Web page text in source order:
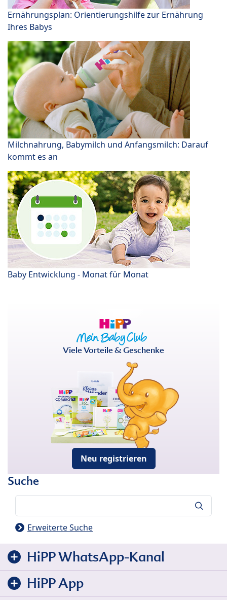
Ernährungsplan: Orientierungshilfe zur Ernährung
Ihres Babys
Milchnahrung, Babymilch und Anfangsmilch: Darauf
kommt es an
Baby Entwicklung - Monat für Monat
Viele Vorteile & Geschenke
Neu registrieren
Suche
Erweiterte Suche
HiPP WhatsApp-Kanal
HiPP App